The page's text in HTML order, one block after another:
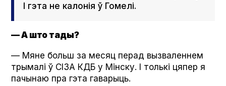
І гэта не калонія ў Гомелі.
— А што тады?
— Мяне больш за месяц перад вызваленнем
трымалі ў СІЗА КДБ у Мінску. І толькі цяпер я
пачынаю пра гэта гаварыць.